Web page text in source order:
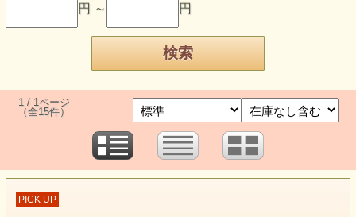
円 ～
円
1 / 1ページ
（全15件）
PICK UP